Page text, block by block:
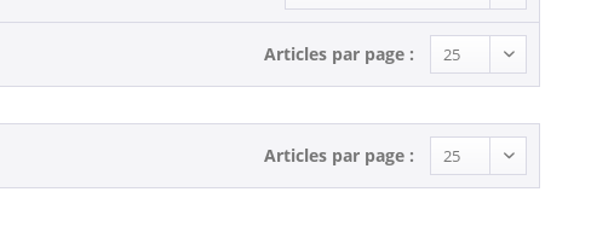
Articles par page :
Articles par page :